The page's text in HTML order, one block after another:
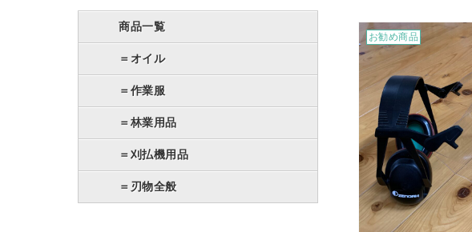
お勧め商品
商品一覧
＝オイル
＝作業服
＝林業用品
＝刈払機用品
＝刃物全般